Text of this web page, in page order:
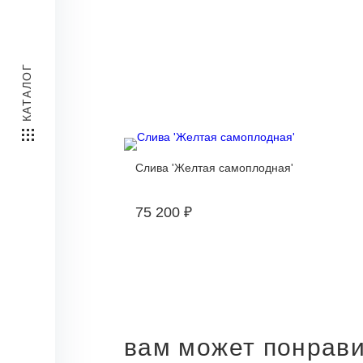
КАТАЛОГ
Слива 'Желтая самоплодная'
75 200 ₽
вам может